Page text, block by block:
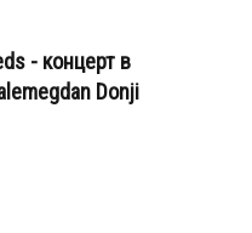
- концерт в
Donji